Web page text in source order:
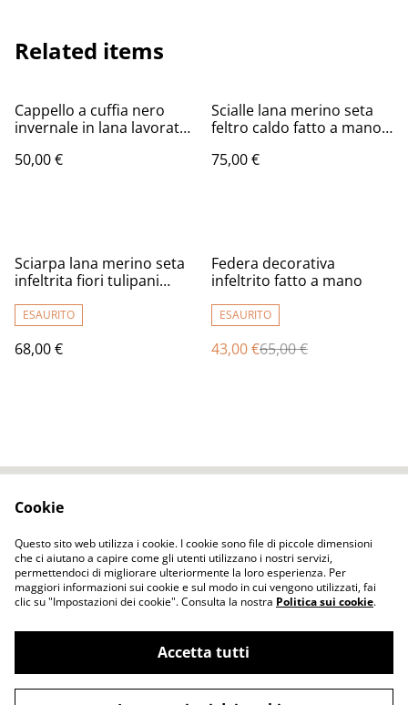
Related items
Cappello a cuffia nero
invernale in lana lavorato
fatto a mano
50,00 €
Scialle lana merino seta
feltro caldo fatto a mano
75,00 €
Sciarpa lana merino seta
infeltrita fiori tulipani
lunga calda donna fatto a
mano regali unici per le
donne
ESAURITO
68,00 €
%
Federa decorativa
infeltrito fatto a mano
ESAURITO
43,00 €65,00 €
Privacy Policy
Cookie Policy
©2026
ELENA FELT Fatto a mano Vestiti senza
cuciture tecnica dell'infeltrimento
Cookie
Questo sito web utilizza i cookie. I cookie sono file di piccole dimensioni
che ci aiutano a capire come gli utenti utilizzano i nostri servizi,
permettendoci di migliorare ulteriormente la loro esperienza. Per
maggiori informazioni sui cookie e sul modo in cui vengono utilizzati, fai
clic su "Impostazioni dei cookie". Consulta la nostra Politica sui cookie.
Accetta tutti